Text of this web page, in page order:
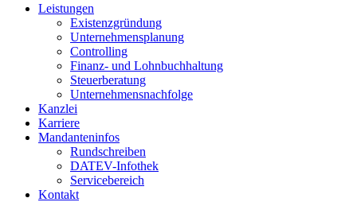
Menu
Leistungen
Existenzgründung
Unternehmensplanung
Controlling
Finanz- und Lohnbuchhaltung
Steuerberatung
Unternehmensnachfolge
Kanzlei
Karriere
Mandanteninfos
Rundschreiben
DATEV-Infothek
Servicebereich
Kontakt